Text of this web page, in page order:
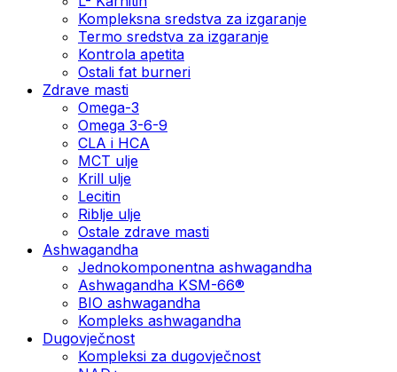
Kompleksna sredstva za izgaranje
Termo sredstva za izgaranje
Kontrola apetita
Ostali fat burneri
Zdrave masti
Omega-3
Omega 3-6-9
CLA i HCA
MCT ulje
Krill ulje
Lecitin
Riblje ulje
Ostale zdrave masti
Ashwagandha
Jednokomponentna ashwagandha
Ashwagandha KSM-66®
BIO ashwagandha
Kompleks ashwagandha
Dugovječnost
Kompleksi za dugovječnost